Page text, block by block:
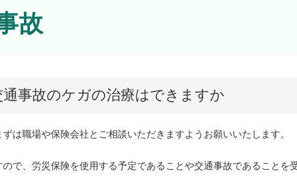
故
通事故のケガの治療はできますか
は職場や保険会社とご相談いただきますようお願いいたします。
で、労災保険を使用する予定であることや交通事故であることを